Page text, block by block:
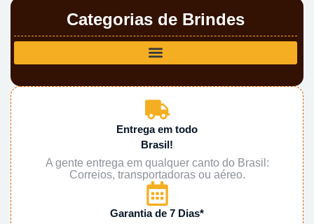
Categorias de Brindes
Entrega em todo
Brasil!
A gente entrega em qualquer canto do Brasil:
Correios, transportadoras ou aéreo.
Garantia de 7 Dias*